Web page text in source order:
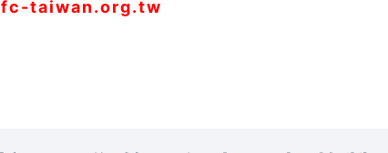
taiwan.org.tw